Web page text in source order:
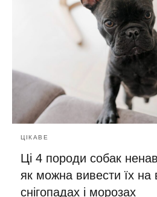
ЦІКАВЕ
Ці 4 породи собак
як можна вивести їх
снігопадах і морозах